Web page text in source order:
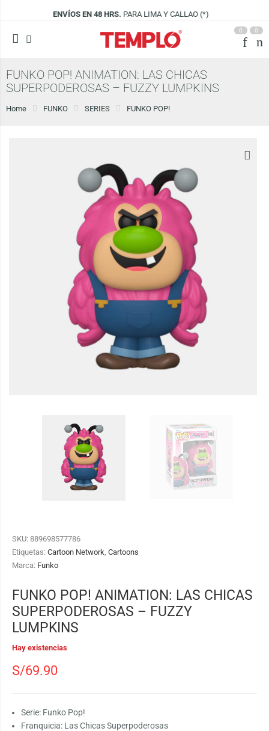
VISÍTANOS EN
0 0
FUNKO POP! ANIMATION: LAS CHICAS
SUPERPODEROSAS – FUZZY LUMPKINS
Home FUNKO SERIES FUNKO POP!
SKU: 889698577786
Etiquetas: Cartoon Network Cartoons
Marca: Funko
FUNKO POP! ANIMATION: LAS CHICAS
SUPERPODEROSAS – FUZZY
LUMPKINS
Hay existencias
S/69.90
Serie: Funko Pop!
Franquicia: Las Chicas Superpoderosas